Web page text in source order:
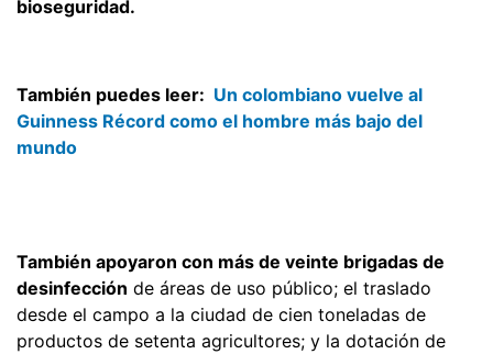
bioseguridad.
También puedes leer: Un colombiano vuelve al
Guinness Récord como el hombre más bajo del
mundo
También apoyaron con más de veinte brigadas de
desinfección de áreas de uso público; el traslado
desde el campo a la ciudad de cien toneladas de
productos de setenta agricultores; y la dotación de